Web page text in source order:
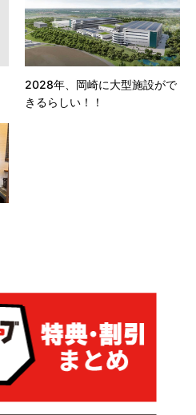
2028年、岡崎に大型施設がで
きるらしい！！